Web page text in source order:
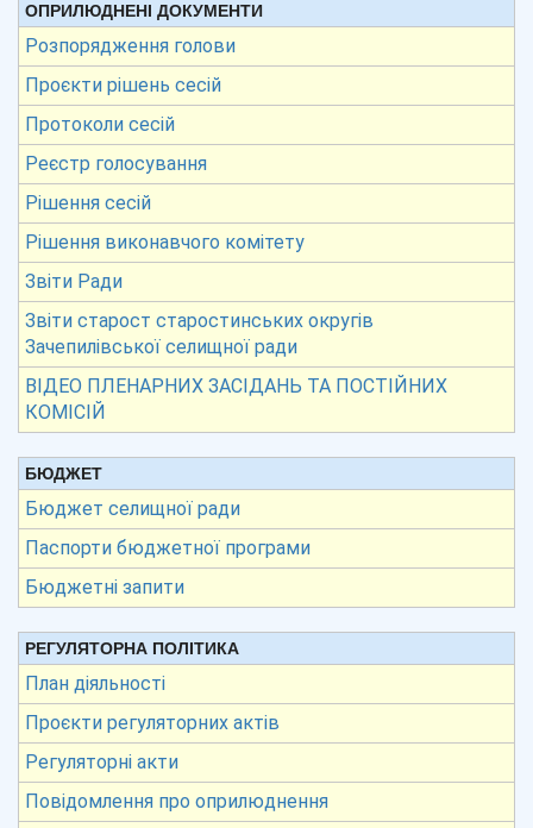
ОПРИЛЮДНЕНІ ДОКУМЕНТИ
Розпорядження голови
Проєкти рішень сесій
Протоколи сесій
Реєстр голосування
Рішення сесій
Рішення виконавчого комітету
Звіти Ради
Звіти старост старостинських округів
Зачепилівської селищної ради
ВІДЕО ПЛЕНАРНИХ ЗАСІДАНЬ ТА ПОСТІЙНИХ
КОМІСІЙ
БЮДЖЕТ
Бюджет селищної ради
Паспорти бюджетної програми
Бюджетні запити
РЕГУЛЯТОРНА ПОЛІТИКА
План діяльності
Проєкти регуляторних актів
Регуляторні акти
Повідомлення про оприлюднення